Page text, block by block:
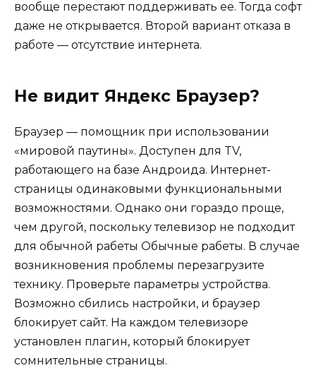
вообще перестают поддерживать ее. Тогда софт
даже не открывается. Второй вариант отказа в
работе — отсутствие интернета.
Не видит Яндекс Браузер?
Браузер — помощник при использовании
«мировой паутины». Доступен для TV,
работающего на базе Андроида. Интернет-
страницы одинаковыми функциональными
возможностями. Однако они гораздо проще,
чем другой, поскольку телевизор не подходит
для обычной рабеты Обычные рабеты. В случае
возникновения проблемы перезагрузите
технику. Проверьте параметры устройства.
Возможно сбились настройки, и браузер
блокирует сайт. На каждом телевизоре
установлен плагин, который блокирует
сомнительные страницы.